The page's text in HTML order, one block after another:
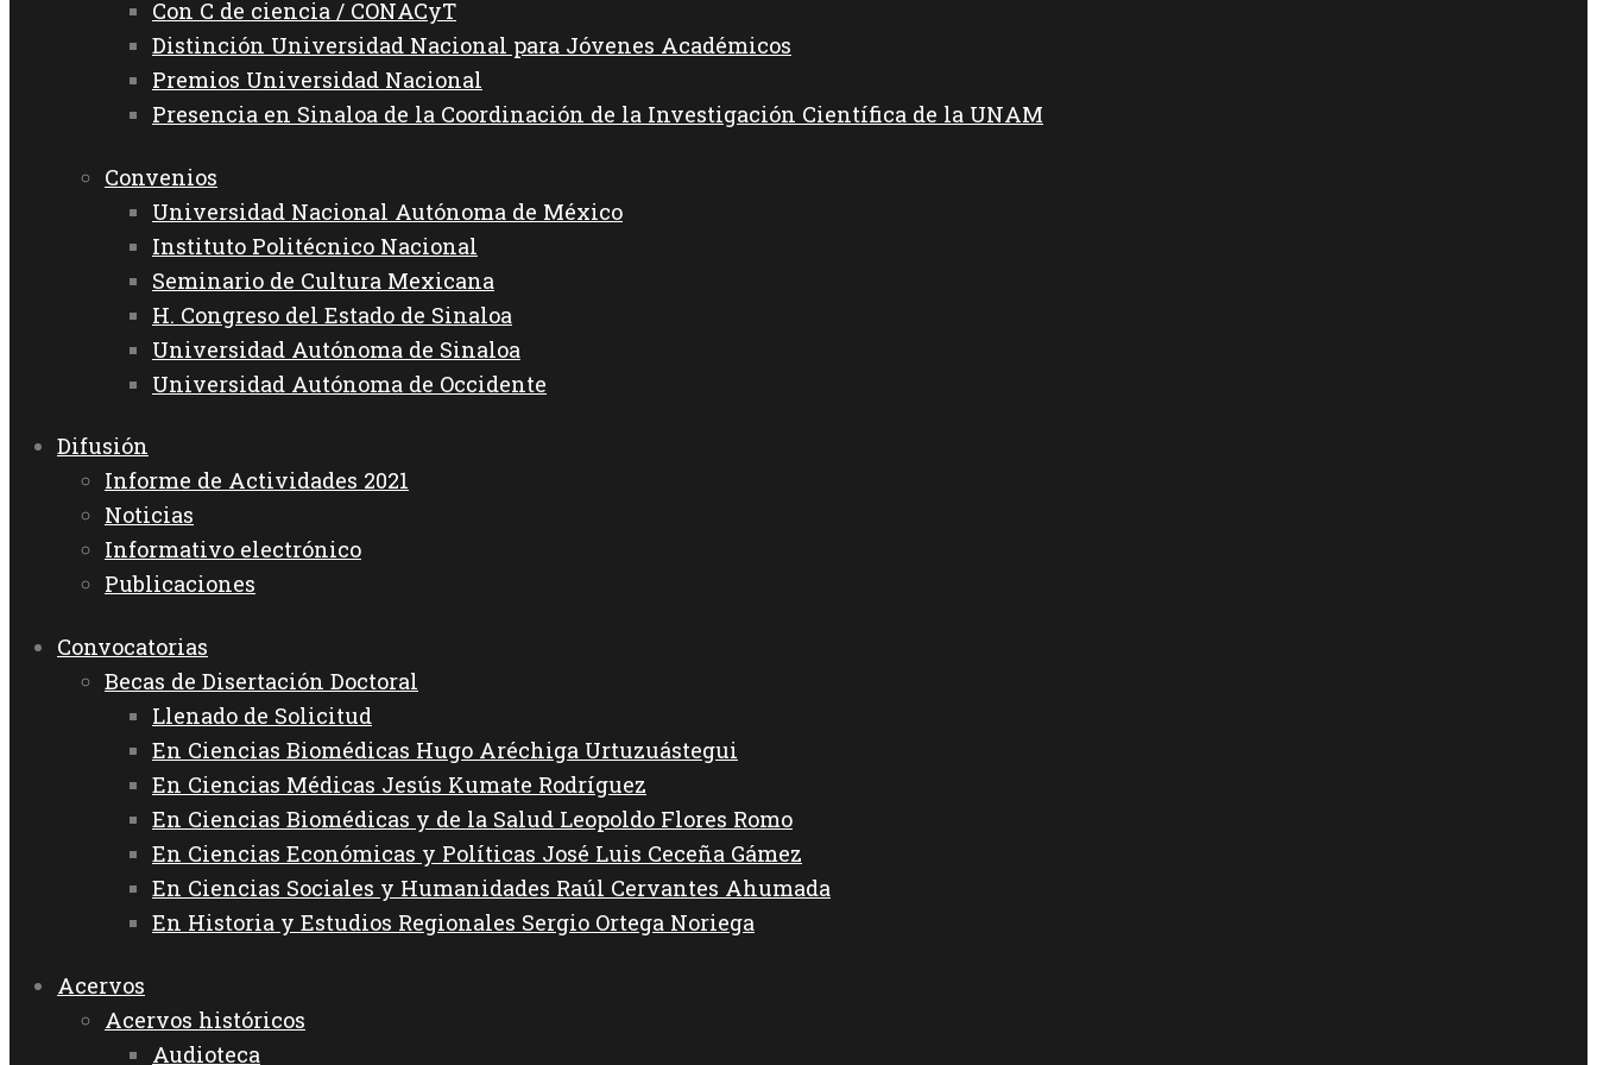
Con C de ciencia / CONACyT
Distinción Universidad Nacional para Jóvenes Académicos
Premios Universidad Nacional
Presencia en Sinaloa de la Coordinación de la Investigación Científica de la UNAM
Convenios
Universidad Nacional Autónoma de México
Instituto Politécnico Nacional
Seminario de Cultura Mexicana
H. Congreso del Estado de Sinaloa
Universidad Autónoma de Sinaloa
Universidad Autónoma de Occidente
Difusión
Informe de Actividades 2021
Noticias
Informativo electrónico
Publicaciones
Convocatorias
Becas de Disertación Doctoral
Llenado de Solicitud
En Ciencias Biomédicas Hugo Aréchiga Urtuzuástegui
En Ciencias Médicas Jesús Kumate Rodríguez
En Ciencias Biomédicas y de la Salud Leopoldo Flores Romo
En Ciencias Económicas y Políticas José Luis Ceceña Gámez
En Ciencias Sociales y Humanidades Raúl Cervantes Ahumada
En Historia y Estudios Regionales Sergio Ortega Noriega
Acervos
Acervos históricos
Audioteca